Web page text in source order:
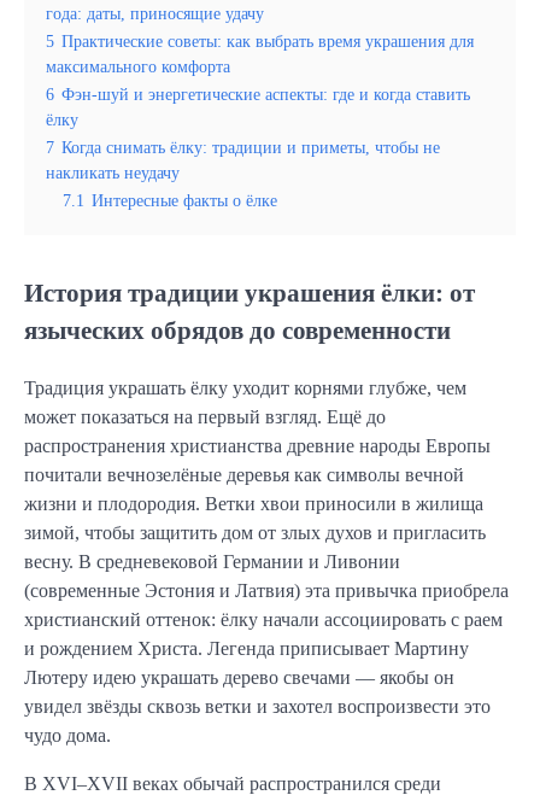
года: даты, приносящие удачу
5 Практические советы: как выбрать время украшения для
максимального комфорта
6 Фэн-шуй и энергетические аспекты: где и когда ставить
ёлку
7 Когда снимать ёлку: традиции и приметы, чтобы не
накликать неудачу
7.1 Интересные факты о ёлке
История традиции украшения ёлки: от
языческих обрядов до современности
Традиция украшать ёлку уходит корнями глубже, чем
может показаться на первый взгляд. Ещё до
распространения христианства древние народы Европы
почитали вечнозелёные деревья как символы вечной
жизни и плодородия. Ветки хвои приносили в жилища
зимой, чтобы защитить дом от злых духов и пригласить
весну. В средневековой Германии и Ливонии
(современные Эстония и Латвия) эта привычка приобрела
христианский оттенок: ёлку начали ассоциировать с раем
и рождением Христа. Легенда приписывает Мартину
Лютеру идею украшать дерево свечами — якобы он
увидел звёзды сквозь ветки и захотел воспроизвести это
чудо дома.
В XVI–XVII веках обычай распространился среди